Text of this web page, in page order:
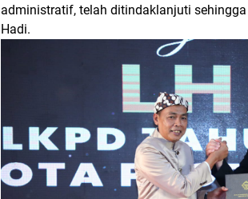
administratif, telah ditindaklanjuti
Hadi.